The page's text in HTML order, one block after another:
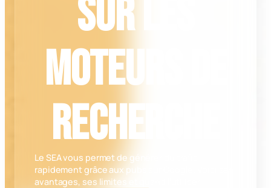
sur les
moteurs de
recherche
Le SEA vous permet de générer du trafic
rapidement grâce aux pubs sur Google. Voici ses
avantages, ses limites et quand l’utiliser